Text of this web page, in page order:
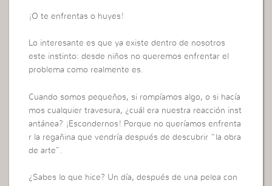
¡O te enfrentas o huyes!
Lo interesante es que ya existe dentro de nosotros
este instinto: desde niños no queremos enfrentar el
problema como realmente es.
Cuando somos pequeños, si rompíamos algo, o si hacía
mos cualquier travesura, ¿cuál era nuestra reacción inst
antánea? ¡Escondernos! Porque no queríamos enfrenta
r la regañina que vendría después de descubrir “la obra
de arte”.
¿Sabes lo que hice? Un día, después de una pelea con